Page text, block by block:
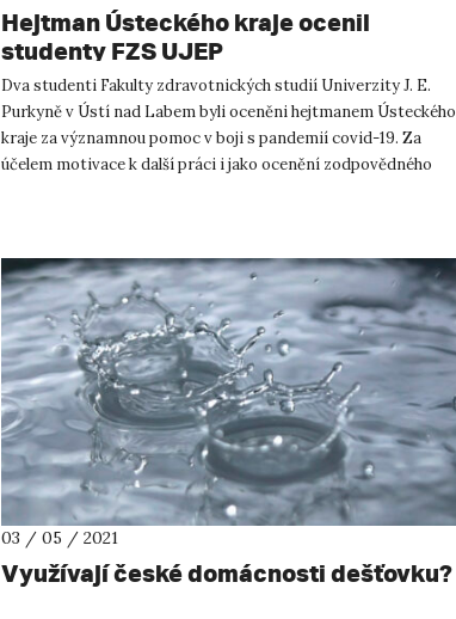
Hejtman Ústeckého kraje ocenil
studenty FZS UJEP
Dva studenti Fakulty zdravotnických studií Univerzity J. E.
Purkyně v Ústí nad Labem byli oceněni hejtmanem Ústeckého
kraje za významnou pomoc v boji s pandemií covid-19. Za
účelem motivace k další práci i jako ocenění zodpovědného
03 / 05 / 2021
Využívají české domácnosti dešťovku?